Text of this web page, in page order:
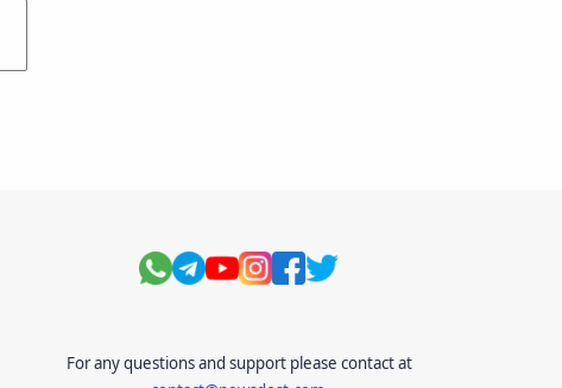
For any questions and support please contact at